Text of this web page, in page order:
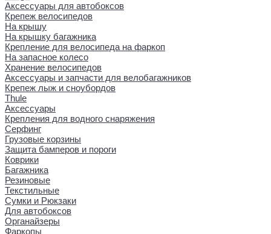
Аксессуары для автобоксов
Крепеж велосипедов
На крышу
На крышку багажника
Крепление для велосипеда на фаркоп
На запасное колесо
Хранение велосипедов
Аксессуары и запчасти для велобагажников
Крепеж лыж и сноубордов
Thule
Аксессуары
Крепления для водного снаряжения
Серфинг
Грузовые корзины
Защита бамперов и пороги
Коврики
Багажника
Резиновые
Текстильные
Сумки и Рюкзаки
Для автобоксов
Органайзеры
Фаркопы